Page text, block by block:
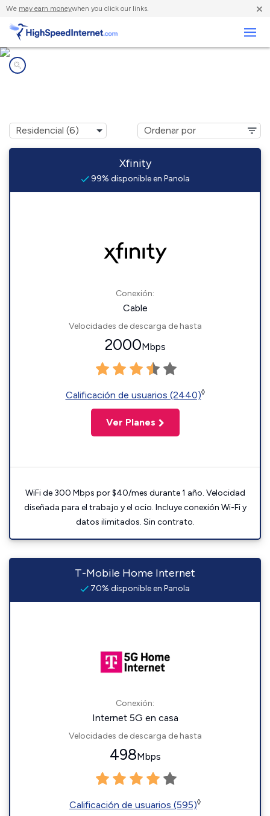
We may earn moneywhen you click our links. ×
Xfinity
99% disponible en Panola
Conexión:
Cable
Velocidades de descarga de hasta
2000Mbps
Calificación de usuarios (2440)◊
Ver Planes
WiFi de 300 Mbps por $40/mes durante 1 año. Velocidad
diseñada para el trabajo y el ocio. Incluye conexión Wi-Fi y
datos ilimitados. Sin contrato.
T-Mobile Home Internet
70% disponible en Panola
Conexión:
Internet 5G en casa
Velocidades de descarga de hasta
498Mbps
Calificación de usuarios (595)◊